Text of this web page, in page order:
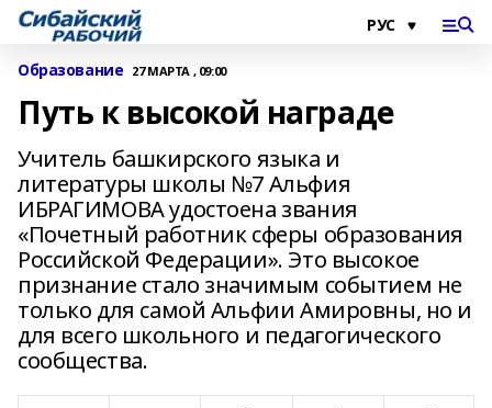
Образование 27 МАРТА , 09:00
Путь к высокой награде
Учитель башкирского языка и
литературы школы №7 Альфия
ИБРАГИМОВА удостоена звания
«Почетный работник сферы образования
Российской Федерации». Это высокое
признание стало значимым событием не
только для самой Альфии Амировны, но и
для всего школьного и педагогического
сообщества.